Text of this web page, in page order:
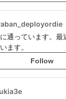
通っています。最
ます。
Follow